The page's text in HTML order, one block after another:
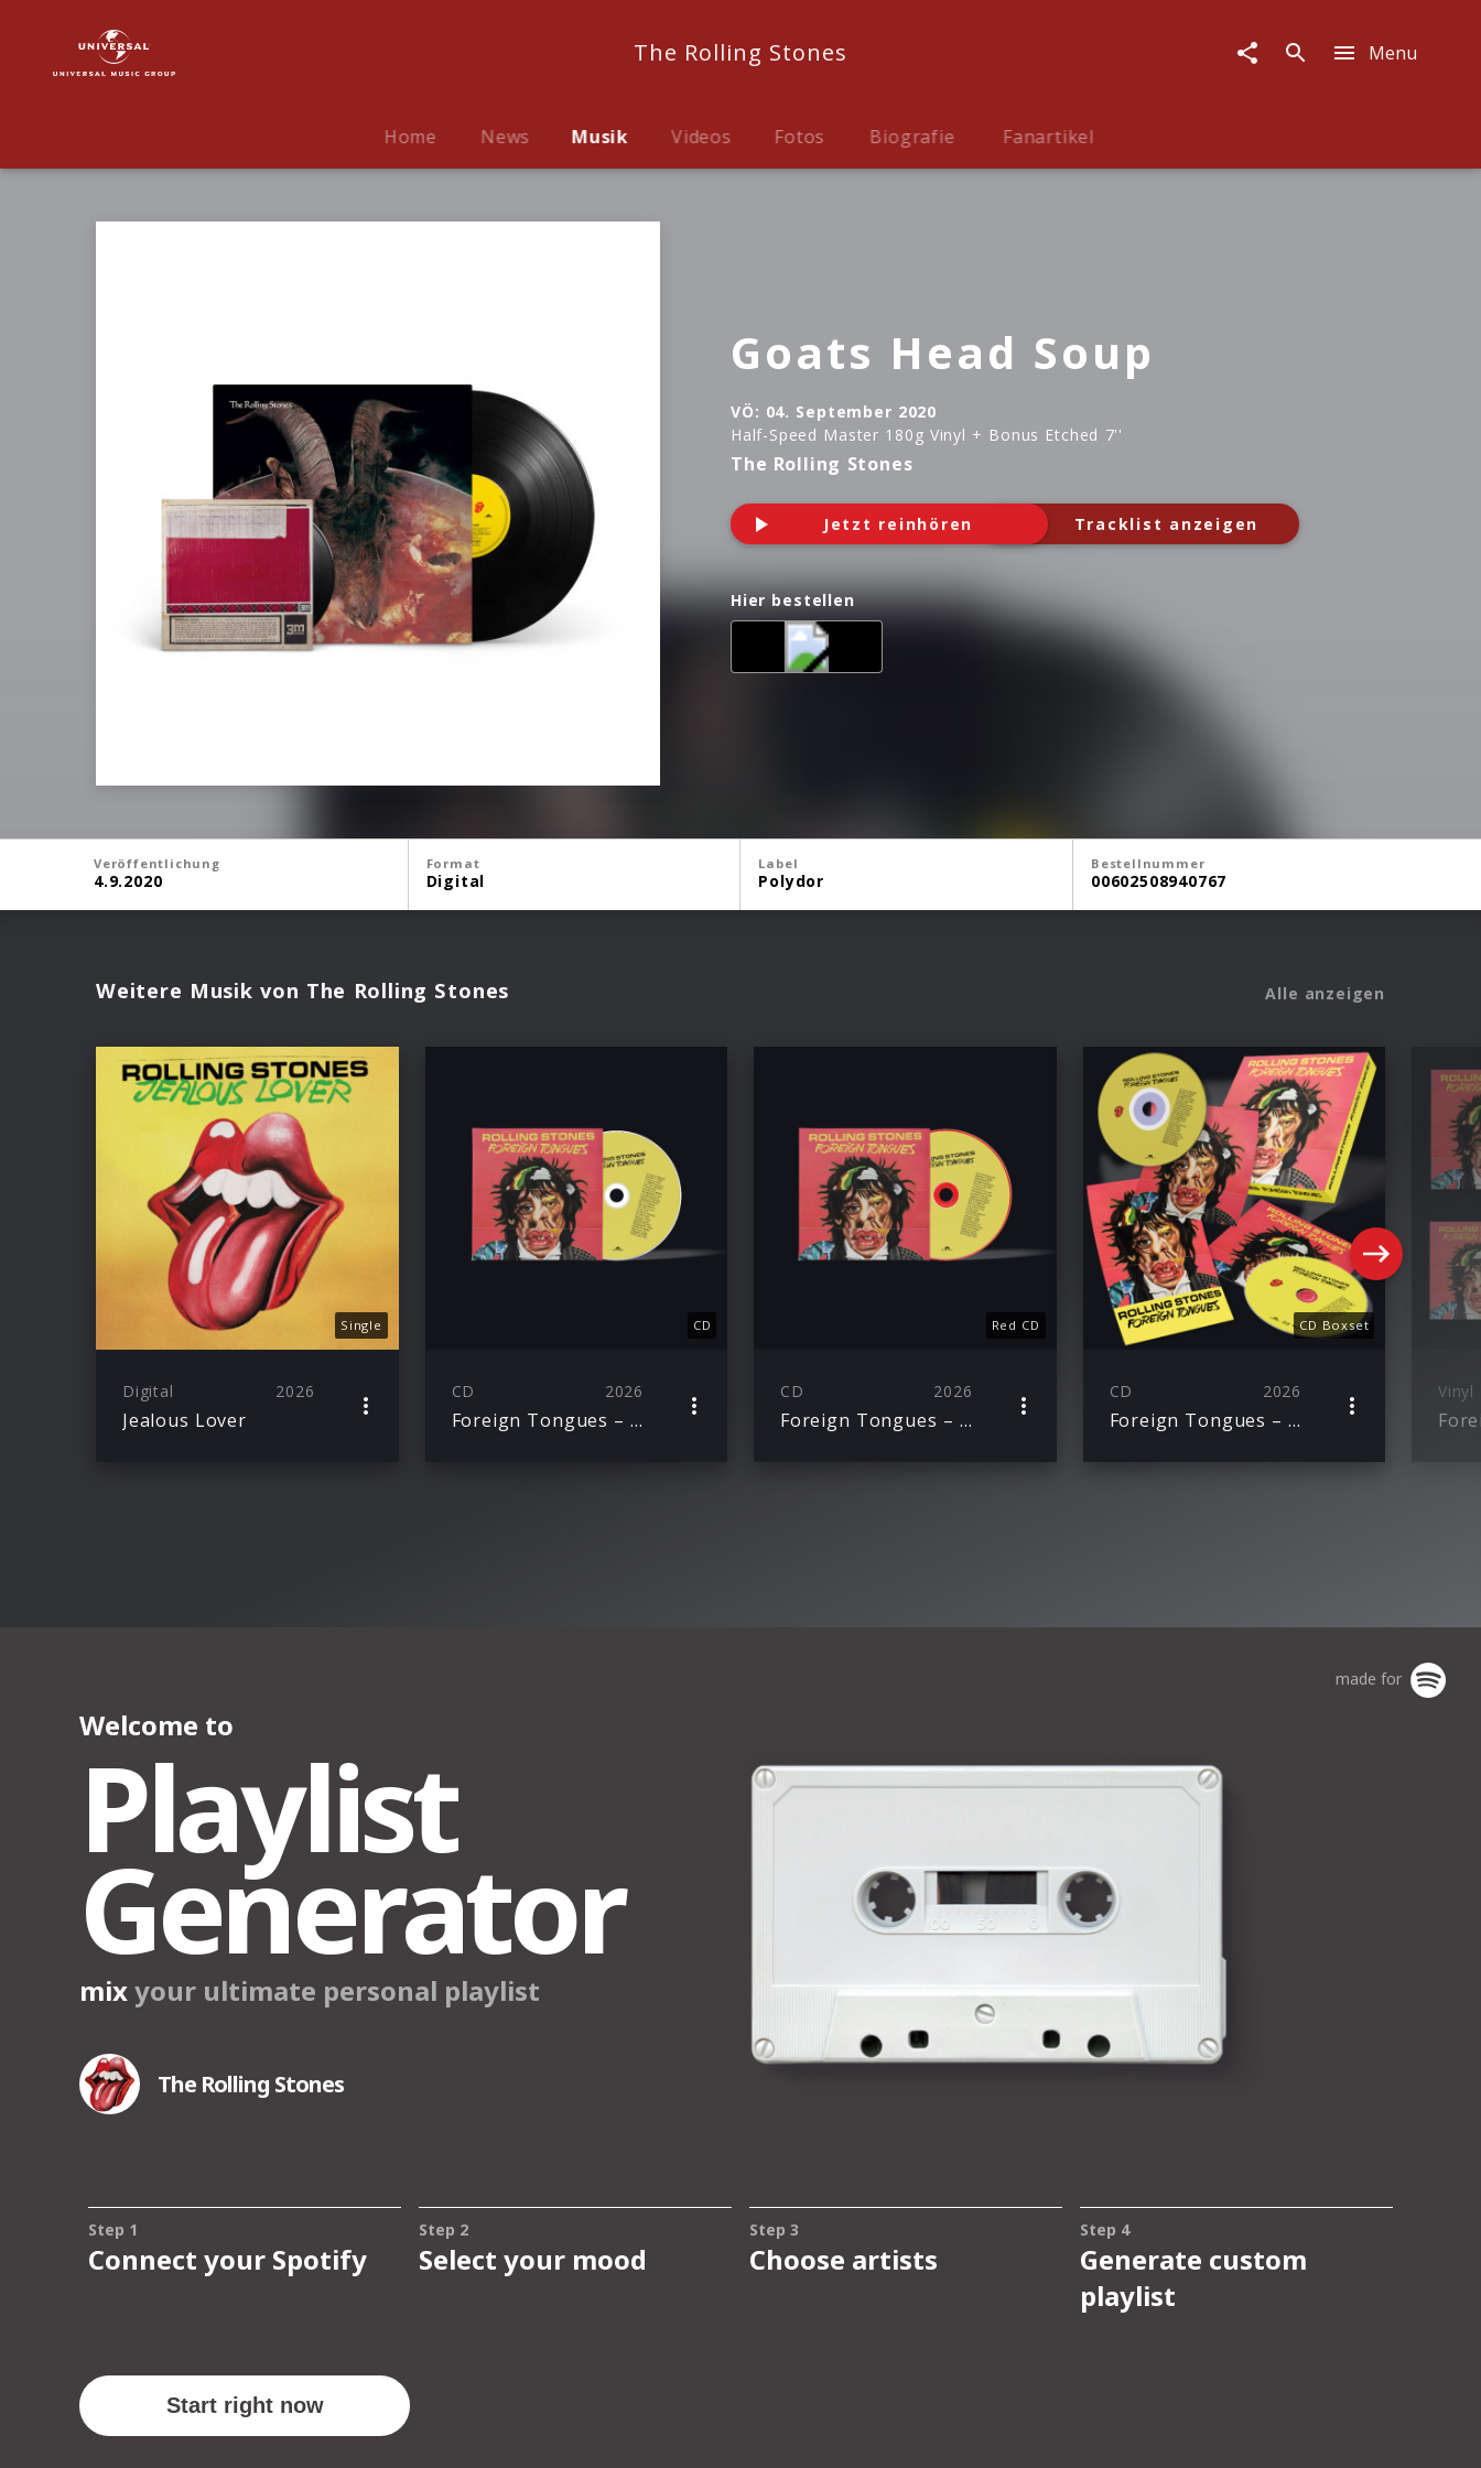
Stones
Goats
The Rolling Stones Menu
Home News Musik Videos Fotos Biografie Fanartikel
Goats Head Soup
VÖ: 04. September 2020
Half-Speed Master 180g Vinyl + Bonus Etched 7''
The Rolling Stones
Jetzt reinhören Tracklist anzeigen
Hier bestellen
Veröffentlichung
4.9.2020
Format
Digital
Label
Polydor
Bestellnummer
00602508940767
Weitere Musik von The Rolling Stones Alle anzeigen
Single
Digital 2026
Jealous Lover
CD
CD 2026
Foreign Tongues – CD
Red CD
CD 2026
Foreign Tongues – Red CD
CD Boxset
CD 2026
Foreign Tongues – CD Boxset
Vinyl